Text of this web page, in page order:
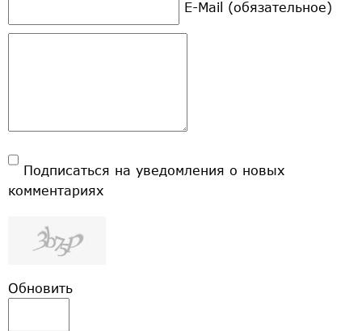
E-Mail (обязательное)
Подписаться на уведомления о новых
комментариях
Обновить